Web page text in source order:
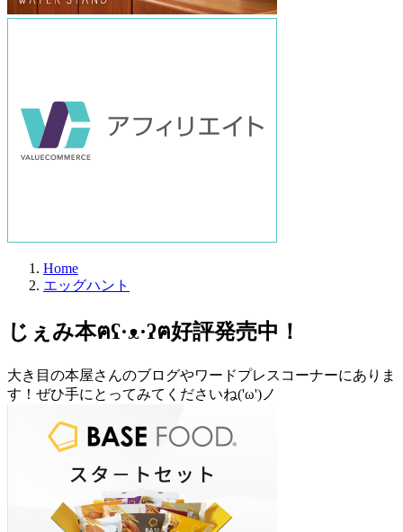
Home
エッグハント
じぇみ本ฅʕ·ᴥ·ʔฅ好評発売中！
大き目の本屋さんのブログやワードプレスコーナーにありま
す！ぜひ手にとってみてくださいね('ω')ノ